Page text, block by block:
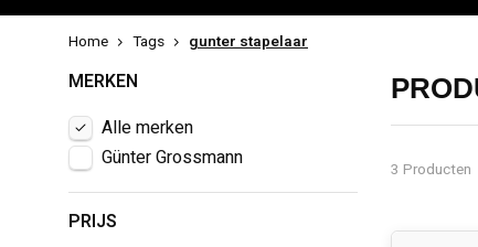
Home Tags gunter stapelaar
MERKEN
Alle merken
Günter Grossmann
PRIJS
3 Producten